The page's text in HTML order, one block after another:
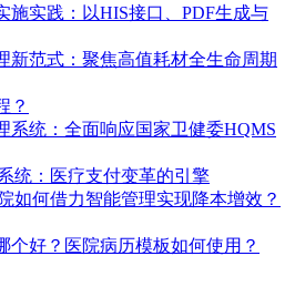
施实践：以HIS接口、PDF生成与
新范式：聚焦高值耗材全生命周期
？
系统：全面响应国家卫健委HQMS
统：医疗支付变革的引擎
如何借力智能管理实现降本增效？
个好？医院病历模板如何使用？